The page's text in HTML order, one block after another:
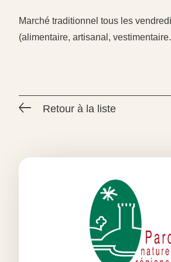
Marché traditionnel tous les
(alimentaire, artisanal,
Retour à la liste
#
#